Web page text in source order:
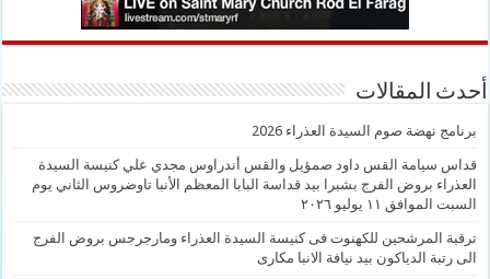
أحدث المقالات
برنامج نهضة صوم السيدة العذراء 2026
قداس سيامة القس داود صمؤيل والقس أندراوس مجدي علي كنيسة السيدة
العذراء بروض الفرج بشبرا بيد قداسة البابا المعظم الأنبا تاوضروس الثاني يوم
السبت الموافق ١١ يوليو ٢٠٢٦
ترقبة المرشحين للكهنوت فى كنيسة السيدة العذراء ومارجرجس بروض الفرج
الى رتبة الدياكون بيد نيافة الانبا مكارى